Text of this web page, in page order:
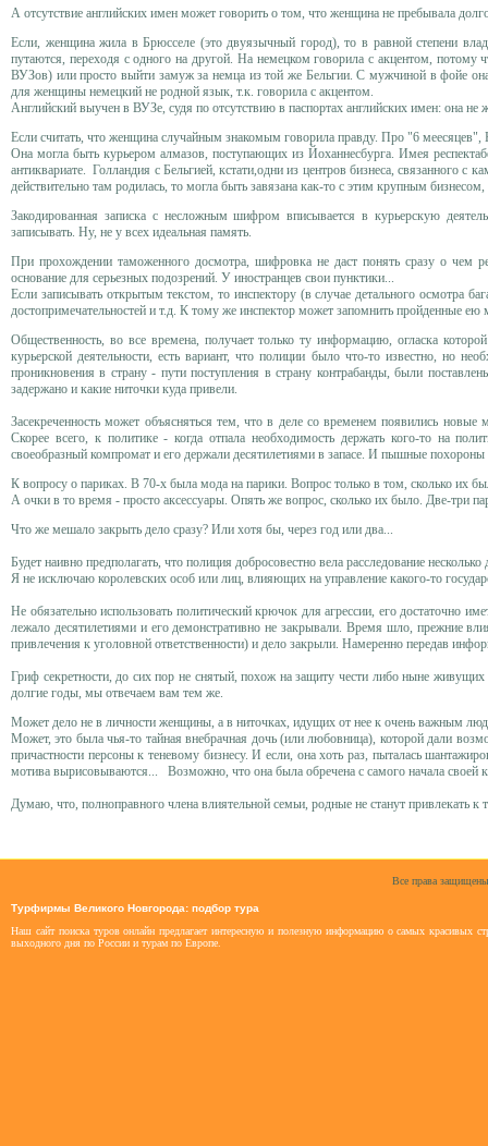
А отсутствие английских имен может говорить о том, что женщина не пребывала
Если, женщина жила в Брюсселе (это двуязычный город), то в равной степени
путаются, переходя с одного на другой. На немецком говорила с акцентом,
ВУЗов) или просто выйти замуж за немца из той же Бельгии. С мужчиной в фойе
для женщины немецкий не родной язык, т.к. говорила с акцентом.
Английский выучен в ВУЗе, судя по отсутствию в паспортах английских имен: она
Если считать, что женщина случайным знакомым говорила правду. Про "6
Она могла быть курьером алмазов, поступающих из Йоханнесбурга. Имея
антиквариате. Голландия с Бельгией, кстати,одни из центров бизнеса,
действительно там родилась, то могла быть завязана как-то с этим крупным бизнесом,
Закодированная записка с несложным шифром вписывается в курьерскую
записывать. Ну, не у всех идеальная память.
При прохождении таможенного досмотра, шифровка не даст понять сразу о чем
основание для серьезных подозрений. У иностранцев свои пунктики...
Если записывать открытым текстом, то инспектору (в случае детального осмотра
достопримечательностей и т.д. К тому же инспектор может запомнить пройденные
Общественность, во все времена, получает только ту информацию, огласка
курьерской деятельности, есть вариант, что полиции было что-то известно, но
проникновения в страну - пути поступления в страну контрабанды, были
задержано и какие ниточки куда привели.
Засекреченность может объясняться тем, что в деле со временем появились
Скорее всего, к политике - когда отпала необходимость держать кого-то на
своеобразный компромат и его держали десятилетиями в запасе. И пышные
К вопросу о париках. В 70-х была мода на парики. Вопрос только в том, сколько их
А очки в то время - просто аксессуары. Опять же вопрос, сколько их было. Две-три
Что же мешало закрыть дело сразу? Или хотя бы, через год или два...
Будет наивно предполагать, что полиция добросовестно вела расследование несколько
Я не исключаю королевских особ или лиц, влияющих на управление какого-то
Не обязательно использовать политический крючок для агрессии, его
лежало десятилетиями и его демонстративно не закрывали. Время шло, прежние
привлечения к уголовной ответственности) и дело закрыли. Намеренно передав
Гриф секретности, до сих пор не снятый, похож на защиту чести либо ныне
долгие годы, мы отвечаем вам тем же.
Может дело не в личности женщины, а в ниточках, идущих от нее к очень важным
Может, это была чья-то тайная внебрачная дочь (или любовница), которой дали
причастности персоны к теневому бизнесу. И если, она хоть раз, пыталась
мотива вырисовываются... Возможно, что она была обречена с самого начала своей
Думаю, что, полноправного члена влиятельной семьи, родные не станут привлекать
Все права
Турфирмы Великого Новгорода: подбор тура
Наш сайт поиска туров онлайн предлагает интересную и полезную информацию о самых красивых
выходного дня по России и турам по Европе.